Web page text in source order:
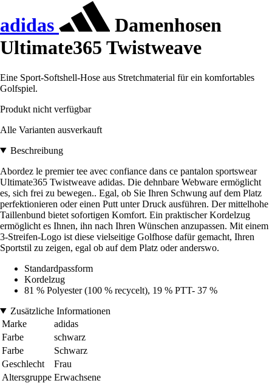
adidas
Damenhosen
Ultimate365 Twistweave
Eine Sport-Softshell-Hose aus Stretchmaterial für ein komfortables
Golfspiel.
Produkt nicht verfügbar
Alle Varianten ausverkauft
Beschreibung
Abordez le premier tee avec confiance dans ce pantalon sportswear
Ultimate365 Twistweave adidas. Die dehnbare Webware ermöglicht
es, sich frei zu bewegen.. Egal, ob Sie Ihren Schwung auf dem Platz
perfektionieren oder einen Putt unter Druck ausführen. Der mittelhohe
Taillenbund bietet sofortigen Komfort. Ein praktischer Kordelzug
ermöglicht es Ihnen, ihn nach Ihren Wünschen anzupassen. Mit einem
3-Streifen-Logo ist diese vielseitige Golfhose dafür gemacht, Ihren
Sportstil zu zeigen, egal ob auf dem Platz oder anderswo.
Standardpassform
Kordelzug
81 % Polyester (100 % recycelt), 19 % PTT- 37 %
Zusätzliche Informationen
Marke
adidas
Farbe
schwarz
Farbe
Schwarz
Geschlecht
Frau
Altersgruppe Erwachsene